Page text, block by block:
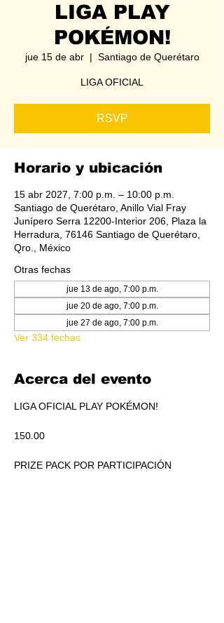
LIGA PLAY
POKÉMON!
jue 15 de abr
  |
Santiago de Querétaro
LIGA OFICIAL
RSVP
Horario y ubicación
15 abr 2027, 7:00 p.m. – 10:00 p.m.
Santiago de Querétaro, Anillo Vial Fray
Junípero Serra 12200-Interior 206, Plaza la
Herradura, 76146 Santiago de Querétaro,
Qro., México
Otras fechas
jue 13 de ago, 7:00 p.m.
jue 20 de ago, 7:00 p.m.
jue 27 de ago, 7:00 p.m.
Ver 334 fechas
Acerca del evento
LIGA OFICIAL PLAY POKÉMON!
150.00
PRIZE PACK POR PARTICIPACIÓN